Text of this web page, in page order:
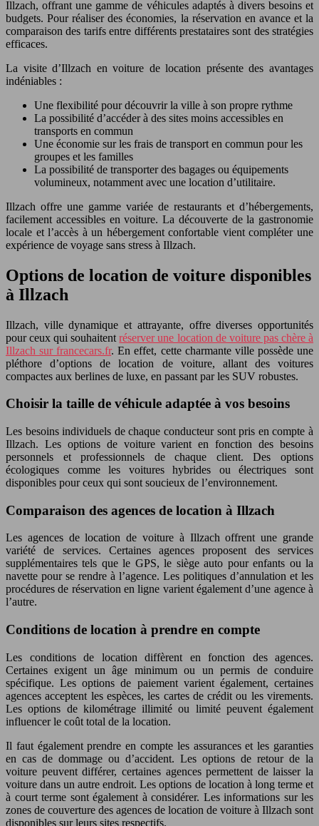
Illzach, offrant une gamme de véhicules adaptés à divers besoins et
budgets. Pour réaliser des économies, la réservation en avance et la
comparaison des tarifs entre différents prestataires sont des stratégies
efficaces.
La visite d’Illzach en voiture de location présente des avantages
indéniables :
Une flexibilité pour découvrir la ville à son propre rythme
La possibilité d’accéder à des sites moins accessibles en
transports en commun
Une économie sur les frais de transport en commun pour les
groupes et les familles
La possibilité de transporter des bagages ou équipements
volumineux, notamment avec une location d’utilitaire.
Illzach offre une gamme variée de restaurants et d’hébergements,
facilement accessibles en voiture. La découverte de la gastronomie
locale et l’accès à un hébergement confortable vient compléter une
expérience de voyage sans stress à Illzach.
Options de location de voiture disponibles
à Illzach
Illzach, ville dynamique et attrayante, offre diverses opportunités
pour ceux qui souhaitentréserver une location de voiture pas chère à
Illzach sur francecars.fr. En effet, cette charmante ville possède une
pléthore d’options de location de voiture, allant des voitures
compactes aux berlines de luxe, en passant par les SUV robustes.
Choisir la taille de véhicule adaptée à vos besoins
Les besoins individuels de chaque conducteur sont pris en compte à
Illzach. Les options de voiture varient en fonction des besoins
personnels et professionnels de chaque client. Des options
écologiques comme les voitures hybrides ou électriques sont
disponibles pour ceux qui sont soucieux de l’environnement.
Comparaison des agences de location à Illzach
Les agences de location de voiture à Illzach offrent une grande
variété de services. Certaines agences proposent des services
supplémentaires tels que le GPS, le siège auto pour enfants ou la
navette pour se rendre à l’agence. Les politiques d’annulation et les
procédures de réservation en ligne varient également d’une agence à
l’autre.
Conditions de location à prendre en compte
Les conditions de location diffèrent en fonction des agences.
Certaines exigent un âge minimum ou un permis de conduire
spécifique. Les options de paiement varient également, certaines
agences acceptent les espèces, les cartes de crédit ou les virements.
Les options de kilométrage illimité ou limité peuvent également
influencer le coût total de la location.
Il faut également prendre en compte les assurances et les garanties
en cas de dommage ou d’accident. Les options de retour de la
voiture peuvent différer, certaines agences permettent de laisser la
voiture dans un autre endroit. Les options de location à long terme et
à court terme sont également à considérer. Les informations sur les
zones de couverture des agences de location de voiture à Illzach sont
disponibles sur leurs sites respectifs.